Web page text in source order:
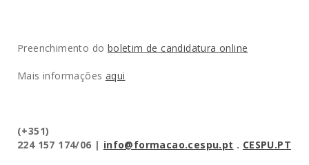
Preenchimento do boletim de candidatura online
Mais informações aqui
(+351)
224 157 174/06 | info@formacao.cespu.pt . CESPU.PT